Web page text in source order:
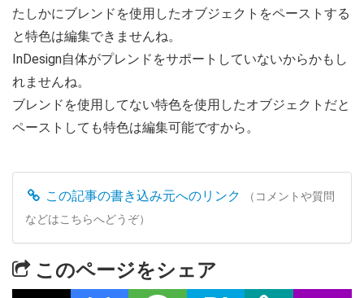
たしかにブレンドを使用したオブジェクトをペーストする
と特色は編集できませんね。
InDesign自体がプレンドをサポートしていないからかもし
れませんね。
ブレンドを使用してない特色を使用したオブジェクトだと
ペーストしても特色は編集可能ですから。
この記事の書き込み元へのリンク
（コメントや質問
などはこちらへどうぞ）
このページをシェア